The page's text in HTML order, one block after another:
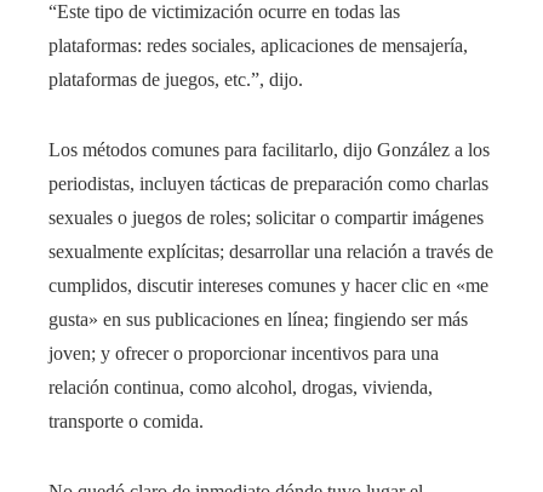
“Este tipo de victimización ocurre en todas las
plataformas: redes sociales, aplicaciones de mensajería,
plataformas de juegos, etc.”, dijo.
Los métodos comunes para facilitarlo, dijo González a los
periodistas, incluyen tácticas de preparación como charlas
sexuales o juegos de roles; solicitar o compartir imágenes
sexualmente explícitas; desarrollar una relación a través de
cumplidos, discutir intereses comunes y hacer clic en «me
gusta» en sus publicaciones en línea; fingiendo ser más
joven; y ofrecer o proporcionar incentivos para una
relación continua, como alcohol, drogas, vivienda,
transporte o comida.